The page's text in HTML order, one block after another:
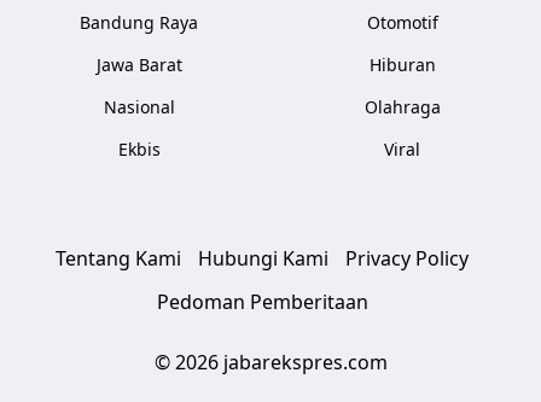
Bandung Raya
Jawa Barat
Nasional
Ekbis
Otomotif
Hiburan
Olahraga
Viral
Tentang Kami Hubungi Kami
Privacy Policy
Pedoman Pemberitaan
© 2026 jabarekspres.com